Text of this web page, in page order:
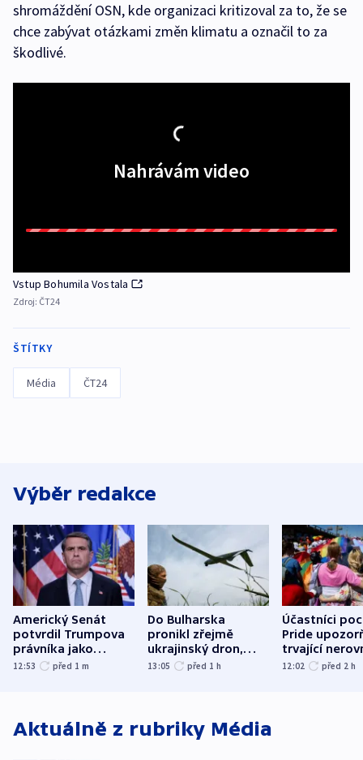
shromáždění OSN, kde organizaci kritizoval za to, že se
chce zabývat otázkami změn klimatu a označil to za
škodlivé.
Nahrávám video
Vstup Bohumila Vostala
Zdroj: ČT24
ŠTÍTKY
Média ČT24
Výběr redakce
Americký Senát
potvrdil Trumpova
právníka jako
ministra
12:53 před 1 m
Do Bulharska
pronikl zřejmě
ukrajinský dron,
explodoval kilometr
13:05 před 1 h
Účastníci
Pride
trvající
12:02 před 2 h
Aktuálně z rubriky Média